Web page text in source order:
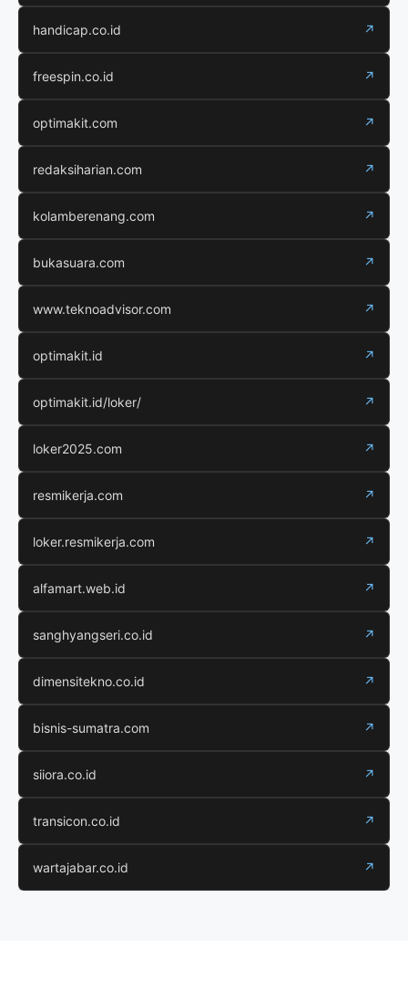
handicap.co.id ↗
freespin.co.id ↗
optimakit.com ↗
redaksiharian.com ↗
kolamberenang.com ↗
bukasuara.com ↗
www.teknoadvisor.com ↗
optimakit.id ↗
optimakit.id/loker/ ↗
loker2025.com ↗
resmikerja.com ↗
loker.resmikerja.com ↗
alfamart.web.id ↗
sanghyangseri.co.id ↗
dimensitekno.co.id ↗
bisnis-sumatra.com ↗
siiora.co.id ↗
transicon.co.id ↗
wartajabar.co.id ↗